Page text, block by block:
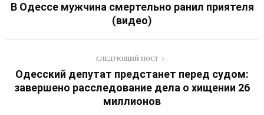
В Одессе мужчина смертельно ранил приятеля
(видео)
СЛЕДУЮЩИЙ ПОСТ
Одесский депутат предстанет перед судом:
завершено расследование дела о хищении 26
миллионов